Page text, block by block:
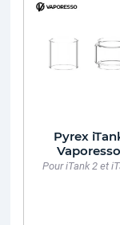
Pyrex
Vaporesso
Pour iTank 2 et